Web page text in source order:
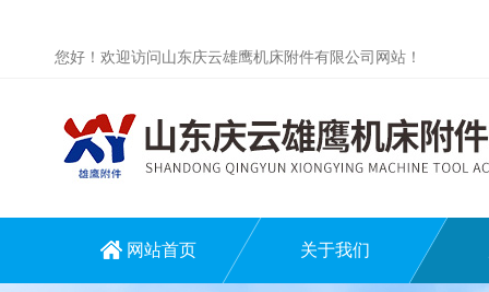
您好！欢迎访问山东庆云雄鹰机床附件有限公司网站！
网站首页 关于我们